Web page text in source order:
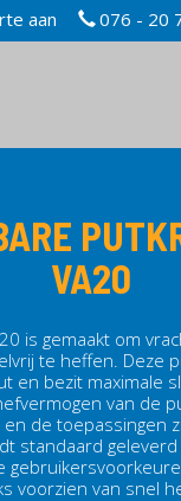
aan 076 - 20
VA20
is gemaakt om
te heffen. Deze
en bezit maximale
van de
de toepassingen
standaard
voorzien van snel